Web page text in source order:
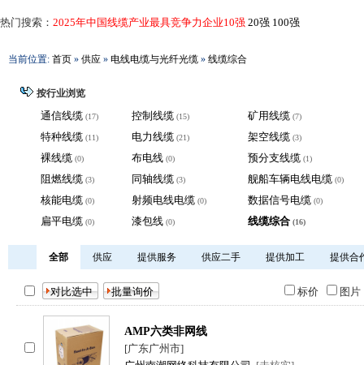
热门搜索： 2025年中国线缆产业最具竞争力企业10强 20强 100强
当前位置: 首页 » 供应 » 电线电缆与光纤光缆 » 线缆综合
按行业浏览
通信线缆 (17) 控制线缆 (15) 矿用线缆 (7)
特种线缆 (11) 电力线缆 (21) 架空线缆 (3)
裸线缆 (0) 布电线 (0) 预分支线缆 (1)
阻燃线缆 (3) 同轴线缆 (3) 舰船车辆电线电缆 (0)
核能电缆 (0) 射频电线电缆 (0) 数据信号电缆 (0)
扁平电缆 (0) 漆包线 (0) 线缆综合 (16)
全部 供应 提供服务 供应二手 提供加工 提供合
标价 图
AMP六类非网线
[广东广州市]